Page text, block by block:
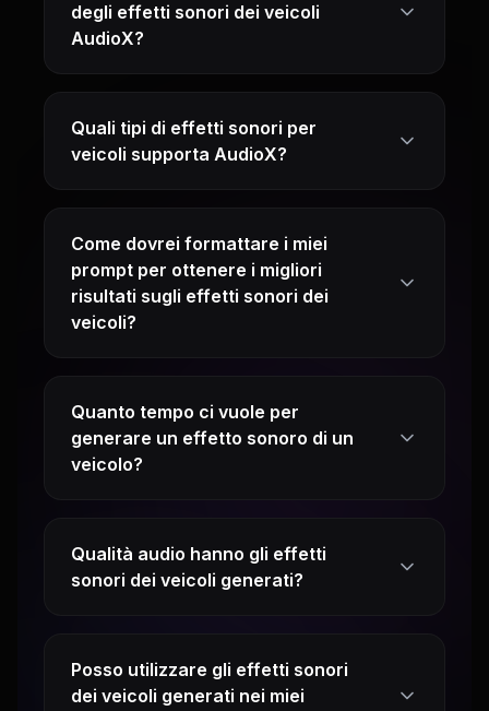
degli effetti sonori dei veicoli
AudioX?
Quali tipi di effetti sonori per
veicoli supporta AudioX?
Come dovrei formattare i miei
prompt per ottenere i migliori
risultati sugli effetti sonori dei
veicoli?
Quanto tempo ci vuole per
generare un effetto sonoro di un
veicolo?
Qualità audio hanno gli effetti
sonori dei veicoli generati?
Posso utilizzare gli effetti sonori
dei veicoli generati nei miei